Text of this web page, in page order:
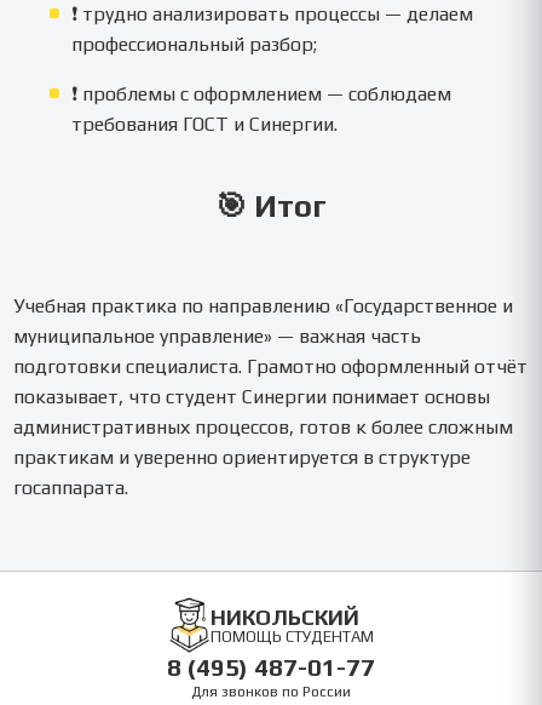
❗ трудно анализировать процессы — делаем
профессиональный разбор;
❗ проблемы с оформлением — соблюдаем
требования ГОСТ и Синергии.
🎯 Итог
Учебная практика по направлению «Государственное и
муниципальное управление» — важная часть
подготовки специалиста. Грамотно оформленный отчёт
показывает, что студент Синергии понимает основы
административных процессов, готов к более сложным
практикам и уверенно ориентируется в структуре
госаппарата.
НИКОЛЬСКИЙ
ПОМОЩЬ СТУДЕНТАМ
8 (495) 487-01-77
Для звонков по России